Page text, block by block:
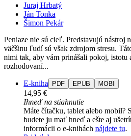
Juraj Hrbatý
Ján Tonka
Šimon Pekár
Peniaze nie sú cieľ. Predstavujú nástroj
väčšinu ľudí sú však zdrojom stresu.
nimi tak, aby vám prinášali pokoj, istotu
rozhodovaní...
E-kniha PDF EPUB MOBI
14,95 €
Ihneď na stiahnutie
Máte čítačku, tablet alebo mobil?
budete ju mať hneď a ešte aj
informácii o e-knihách nájdete tu.